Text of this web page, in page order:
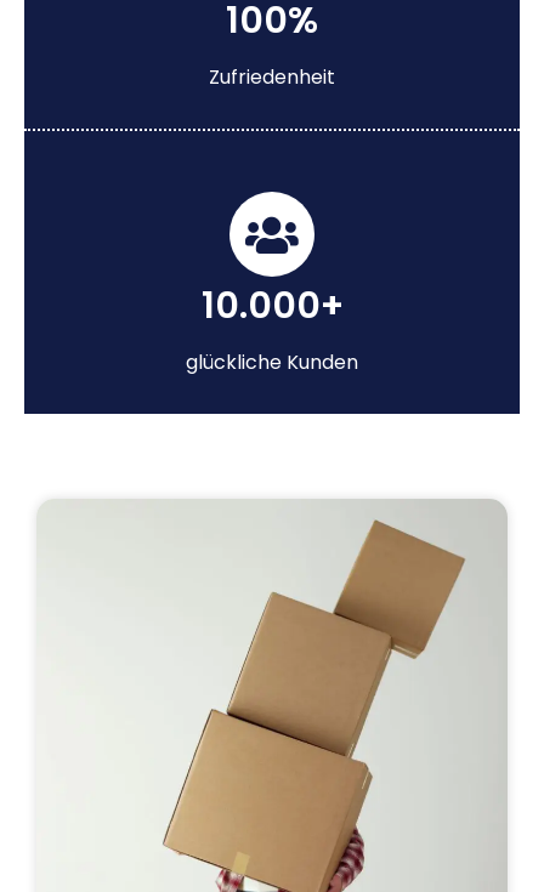
100%
Zufriedenheit
10.000+
glückliche Kunden